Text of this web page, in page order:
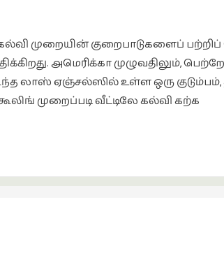
முறையின் குறைபாடுகளைப் பற்றிப்
அமெரிக்கா முழுவதிலும்,
லாஸ் ஏஞ்சல்ஸில் உள்ள ஒரு
முறைப்படி வீட்டிலே கல்வி கற்க